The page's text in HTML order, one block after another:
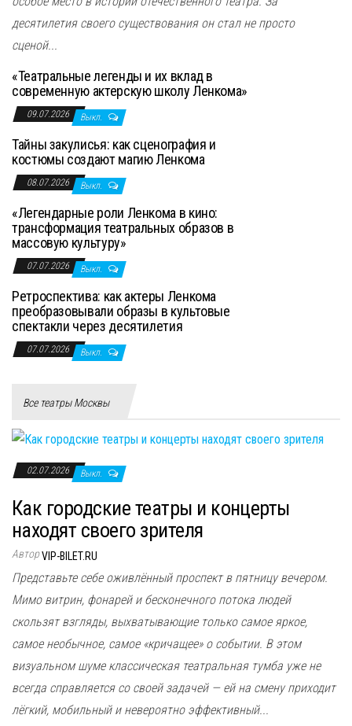
десятилетия своего существования он стал не просто
сценой...
«Театральные легенды и их вклад в
современную актерскую школу Ленкома»
09.07.2026 Выкл.
Тайны закулисья: как сценография и
костюмы создают магию Ленкома
08.07.2026 Выкл.
«Легендарные роли Ленкома в кино:
трансформация театральных образов в
массовую культуру»
07.07.2026 Выкл.
Ретроспектива: как актеры Ленкома
преобразовывали образы в культовые
спектакли через десятилетия
07.07.2026 Выкл.
Все театры Москвы
02.07.2026 Выкл.
Как городские театры и концерты
находят своего зрителя
АвторVIP-BILET.RU
Представьте себе оживлённый проспект в пятницу вечером.
Мимо витрин, фонарей и бесконечного потока людей
скользят взгляды, выхватывающие только самое яркое,
самое необычное, самое «кричащее» о событии. В этом
визуальном шуме классическая театральная тумба уже не
всегда справляется со своей задачей — ей на смену приходит
лёгкий, мобильный и невероятно эффективный...